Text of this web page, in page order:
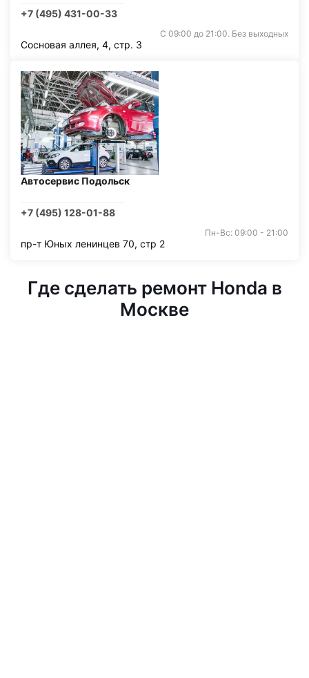
+7 (495) 431-00-33
С 09:00 до 21:00. Без выходных
Сосновая аллея, 4, стр. 3
Автосервис Подольск
+7 (495) 128-01-88
Пн-Вс: 09:00 - 21:00
пр-т Юных ленинцев 70, стр 2
Где сделать ремонт Honda в
Москве